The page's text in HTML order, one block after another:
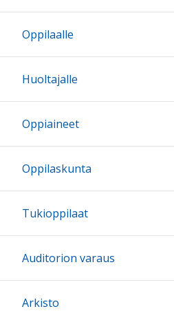
Oppilaalle
Huoltajalle
Oppiaineet
Oppilaskunta
Tukioppilaat
Auditorion varaus
Arkisto